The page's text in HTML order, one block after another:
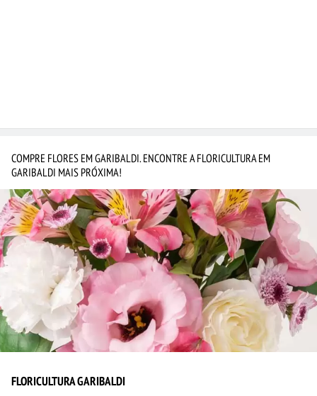
COMPRE FLORES EM GARIBALDI. ENCONTRE A FLORICULTURA EM
GARIBALDI MAIS PRÓXIMA!
FLORICULTURA GARIBALDI